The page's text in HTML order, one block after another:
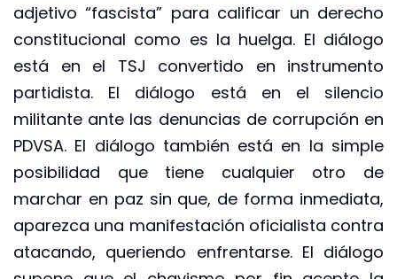
adjetivo “fascista” para calificar un derecho
constitucional como es la huelga. El diálogo
está en el TSJ convertido en instrumento
partidista. El diálogo está en el silencio
militante ante las denuncias de corrupción en
PDVSA. El diálogo también está en la simple
posibilidad que tiene cualquier otro de
marchar en paz sin que, de forma inmediata,
aparezca una manifestación oficialista contra
atacando, queriendo enfrentarse. El diálogo